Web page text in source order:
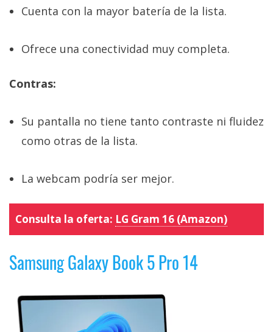
Cuenta con la mayor batería de la lista.
Ofrece una conectividad muy completa.
Contras:
Su pantalla no tiene tanto contraste ni fluidez
como otras de la lista.
La webcam podría ser mejor.
Consulta la oferta: LG Gram 16 (Amazon)
Samsung Galaxy Book 5 Pro 14